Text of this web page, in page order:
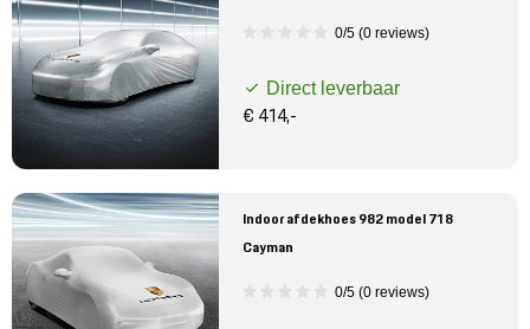
0/5 (0 reviews)
Direct leverbaar
€ 414,-
Indoor afdekhoes 982 model 718
Cayman
0/5 (0 reviews)